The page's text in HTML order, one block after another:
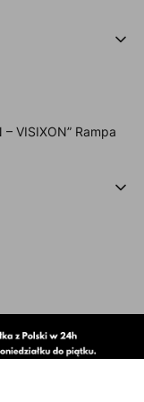
VISIXON” Rampa